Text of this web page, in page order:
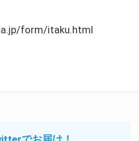
form/itaku.html